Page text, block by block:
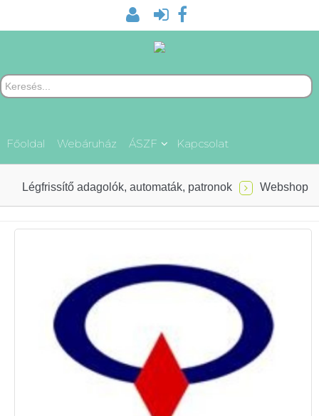
Főoldal Webáruház ÁSZF Kapcsolat
Webshop
Légfrissítő adagolók, automaták, patronok